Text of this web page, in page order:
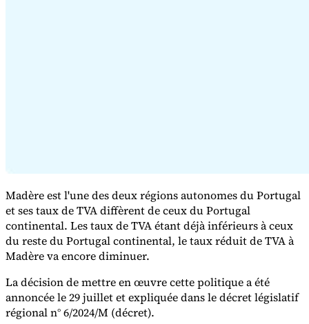
Madère est l'une des deux régions autonomes du Portugal
et ses taux de TVA diffèrent de ceux du Portugal
continental. Les taux de TVA étant déjà inférieurs à ceux
du reste du Portugal continental, le taux réduit de TVA à
Madère va encore diminuer.
La décision de mettre en œuvre cette politique a été
annoncée le 29 juillet et expliquée dans le décret législatif
régional n° 6/2024/M (décret).